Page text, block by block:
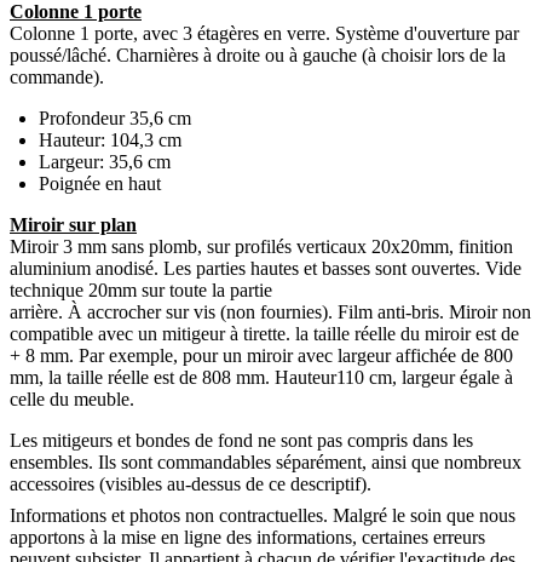
Colonne 1 porte
Colonne 1 porte, avec 3 étagères en verre. Système d'ouverture par
poussé/lâché. Charnières à droite ou à gauche (à choisir lors de la
commande).
Profondeur 35,6 cm
Hauteur: 104,3 cm
Largeur: 35,6 cm
Poignée en haut
Miroir sur plan
Miroir 3 mm sans plomb, sur profilés verticaux 20x20mm, finition
aluminium anodisé. Les parties hautes et basses sont ouvertes. Vide
technique 20mm sur toute la partie
arrière. À accrocher sur vis (non fournies). Film anti-bris. Miroir non
compatible avec un mitigeur à tirette. la taille réelle du miroir est de
+ 8 mm. Par exemple, pour un miroir avec largeur affichée de 800
mm, la taille réelle est de 808 mm. Hauteur110 cm, largeur égale à
celle du meuble.
Les mitigeurs et bondes de fond ne sont pas compris dans les
ensembles. Ils sont commandables séparément, ainsi que nombreux
accessoires (visibles au-dessus de ce descriptif).
Informations et photos non contractuelles. Malgré le soin que nous
apportons à la mise en ligne des informations, certaines erreurs